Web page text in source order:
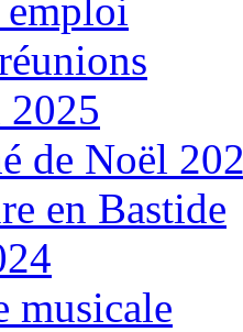
2025
de Noël
en Bastide
musicale